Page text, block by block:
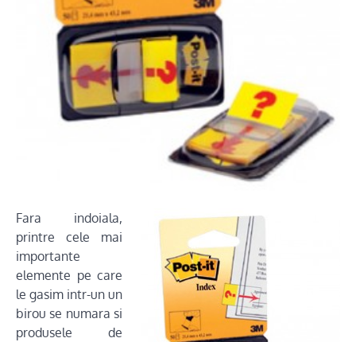
Fara indoiala,
printre cele mai
importante
elemente pe care
le gasim intr-un un
birou se numara si
produsele de